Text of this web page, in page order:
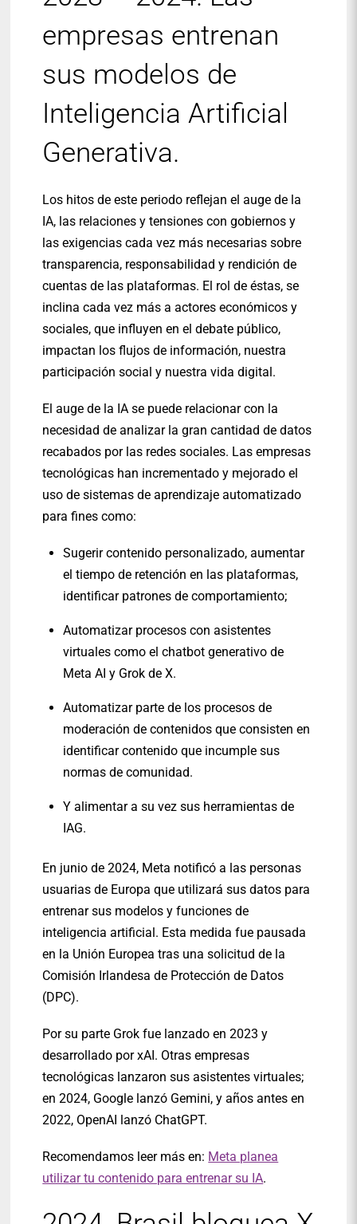
empresas entrenan
sus modelos de
Inteligencia Artificial
Generativa.
Los hitos de este periodo reflejan el auge de la
IA, las relaciones y tensiones con gobiernos y
las exigencias cada vez más necesarias sobre
transparencia, responsabilidad y rendición de
cuentas de las plataformas. El rol de éstas, se
inclina cada vez más a actores económicos y
sociales, que influyen en el debate público,
impactan los flujos de información, nuestra
participación social y nuestra vida digital.
El auge de la IA se puede relacionar con la
necesidad de analizar la gran cantidad de datos
recabados por las redes sociales. Las empresas
tecnológicas han incrementado y mejorado el
uso de sistemas de aprendizaje automatizado
para fines como:
Sugerir contenido personalizado, aumentar
el tiempo de retención en las plataformas,
identificar patrones de comportamiento;
Automatizar procesos con asistentes
virtuales como el chatbot generativo de
Meta AI y Grok de X.
Automatizar parte de los procesos de
moderación de contenidos que consisten en
identificar contenido que incumple sus
normas de comunidad.
Y alimentar a su vez sus herramientas de
IAG.
En junio de 2024, Meta notificó a las personas
usuarias de Europa que utilizará sus datos para
entrenar sus modelos y funciones de
inteligencia artificial. Esta medida fue pausada
en la Unión Europea tras una solicitud de la
Comisión Irlandesa de Protección de Datos
(DPC).
Por su parte Grok fue lanzado en 2023 y
desarrollado por xAI. Otras empresas
tecnológicas lanzaron sus asistentes virtuales;
en 2024, Google lanzó Gemini, y años antes en
2022, OpenAI lanzó ChatGPT.
Recomendamos leer más en: Meta planea
utilizar tu contenido para entrenar su IA.